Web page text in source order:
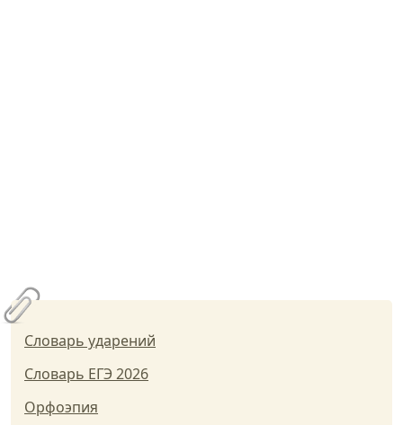
Словарь ударений
Словарь ЕГЭ 2026
Орфоэпия